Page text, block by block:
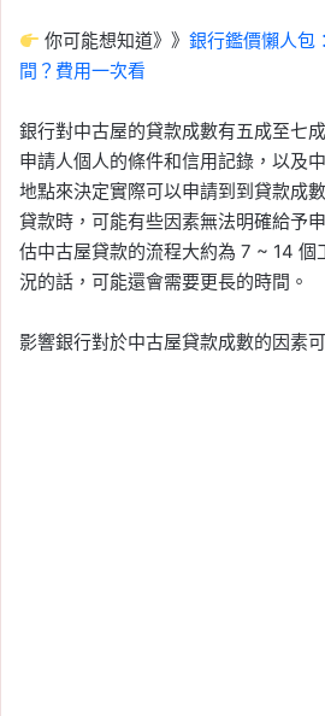
你可能想知道》》銀行鑑價懶人包
間？費用一次看
銀行對中古屋的貸款成數有五成至七
申請人個人的條件和信用記錄，以及
地點來決定實際可以申請到到貸款成
貸款時，可能有些因素無法明確給予
估中古屋貸款的流程大約為 7 ~ 14 個
況的話，可能還會需要更長的時間。
影響銀行對於中古屋貸款成數的因素